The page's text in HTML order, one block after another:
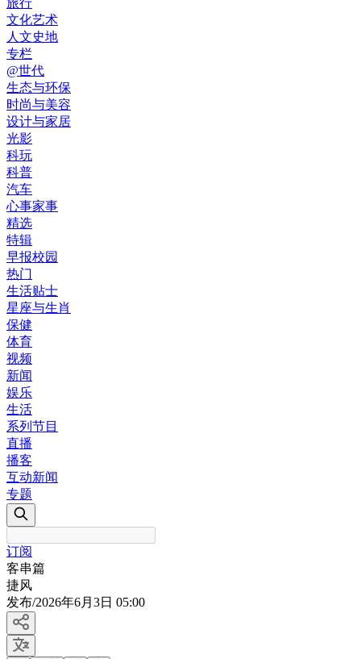
旅行
文化艺术
人文史地
专栏
@世代
生态与环保
时尚与美容
设计与家居
光影
科玩
科普
汽车
心事家事
精选
特辑
早报校园
热门
生活贴士
星座与生肖
保健
体育
视频
新闻
娱乐
生活
系列节目
直播
播客
互动新闻
专题
订阅
客串篇
捷风
发布/2026年6月3日 05:00